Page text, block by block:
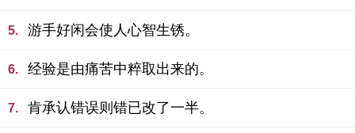
5. 游手好闲会使人心智生锈。
6. 经验是由痛苦中粹取出来的。
7. 肯承认错误则错已改了一半。